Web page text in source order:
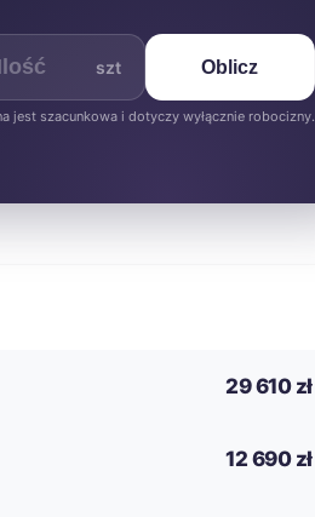
szt Oblicz
jest szacunkowa i dotyczy wyłącznie robocizny.
29 610 zł
12 690 zł